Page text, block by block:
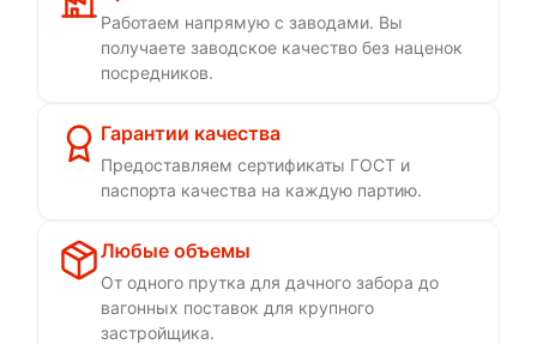
Работаем напрямую с заводами. Вы
получаете заводское качество без наценок
посредников.
Гарантии качества
Предоставляем сертификаты ГОСТ и
паспорта качества на каждую партию.
Любые объемы
От одного прутка для дачного забора до
вагонных поставок для крупного
застройщика.